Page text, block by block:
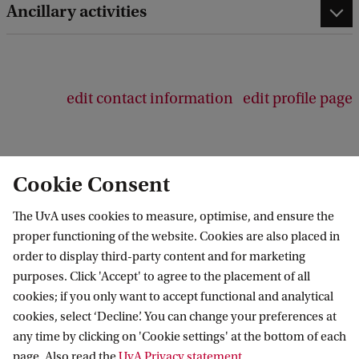
Ancillary activities
edit contact information edit profile page
Information for
Prospective Bachelor's students
Prospective Master's students
Go to
Cookie Consent
The UvA uses cookies to measure, optimise, and ensure the
proper functioning of the website. Cookies are also placed in
order to display third-party content and for marketing
purposes. Click 'Accept' to agree to the placement of all
cookies; if you only want to accept functional and analytical
cookies, select ‘Decline’. You can change your preferences at
any time by clicking on 'Cookie settings' at the bottom of each